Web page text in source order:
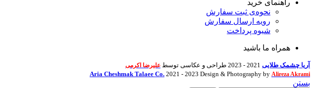
راهنمای خرید
نحوه‌ی ثبت سفارش
رویه ارسال سفارش
شیوه پرداخت
همراه ما باشید
آریا چشمک طلایی 2021 - 2023 طراحی و عکاسی توسط علیرضا اکرمی
Aria Cheshmak Talaee Co. 2021 - 2023 Design & Photography by Alireza Akrami
بستن